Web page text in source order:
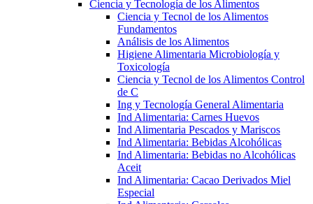
Ciencia y Tecnología de los Alimentos
Ciencia y Tecnol de los Alimentos
Fundamentos
Análisis de los Alimentos
Higiene Alimentaria Microbiología y
Toxicología
Ciencia y Tecnol de los Alimentos Control
de C
Ing y Tecnología General Alimentaria
Ind Alimentaria: Carnes Huevos
Ind Alimentaria Pescados y Mariscos
Ind Alimentaria: Bebidas Alcohólicas
Ind Alimentaria: Bebidas no Alcohólicas
Aceit
Ind Alimentaria: Cacao Derivados Miel
Especial